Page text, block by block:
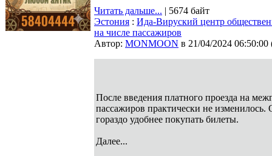
Читать дальше... | 5674 байт
Эстония : Ида-Вируский центр
на числе пассажиров
Автор: MONMOON в 21/04/2024 06:50:00
После введения платного проезда на
пассажиров практически не изменилось.
гораздо удобнее покупать билеты.
Далее...